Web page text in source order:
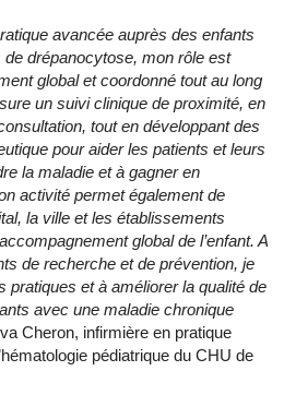
avancée auprès des enfants
drépanocytose, mon rôle est
global et coordonné tout au long
un suivi clinique de proximité, en
tout en développant des
pour aider les patients et leurs
la maladie et à gagner en
activité permet également de
la ville et les établissements
global de l’enfant. A
de recherche et de prévention, je
pratiques et à améliorer la qualité de
avec une maladie chronique
Cheron, infirmière en pratique
pédiatrique du CHU de